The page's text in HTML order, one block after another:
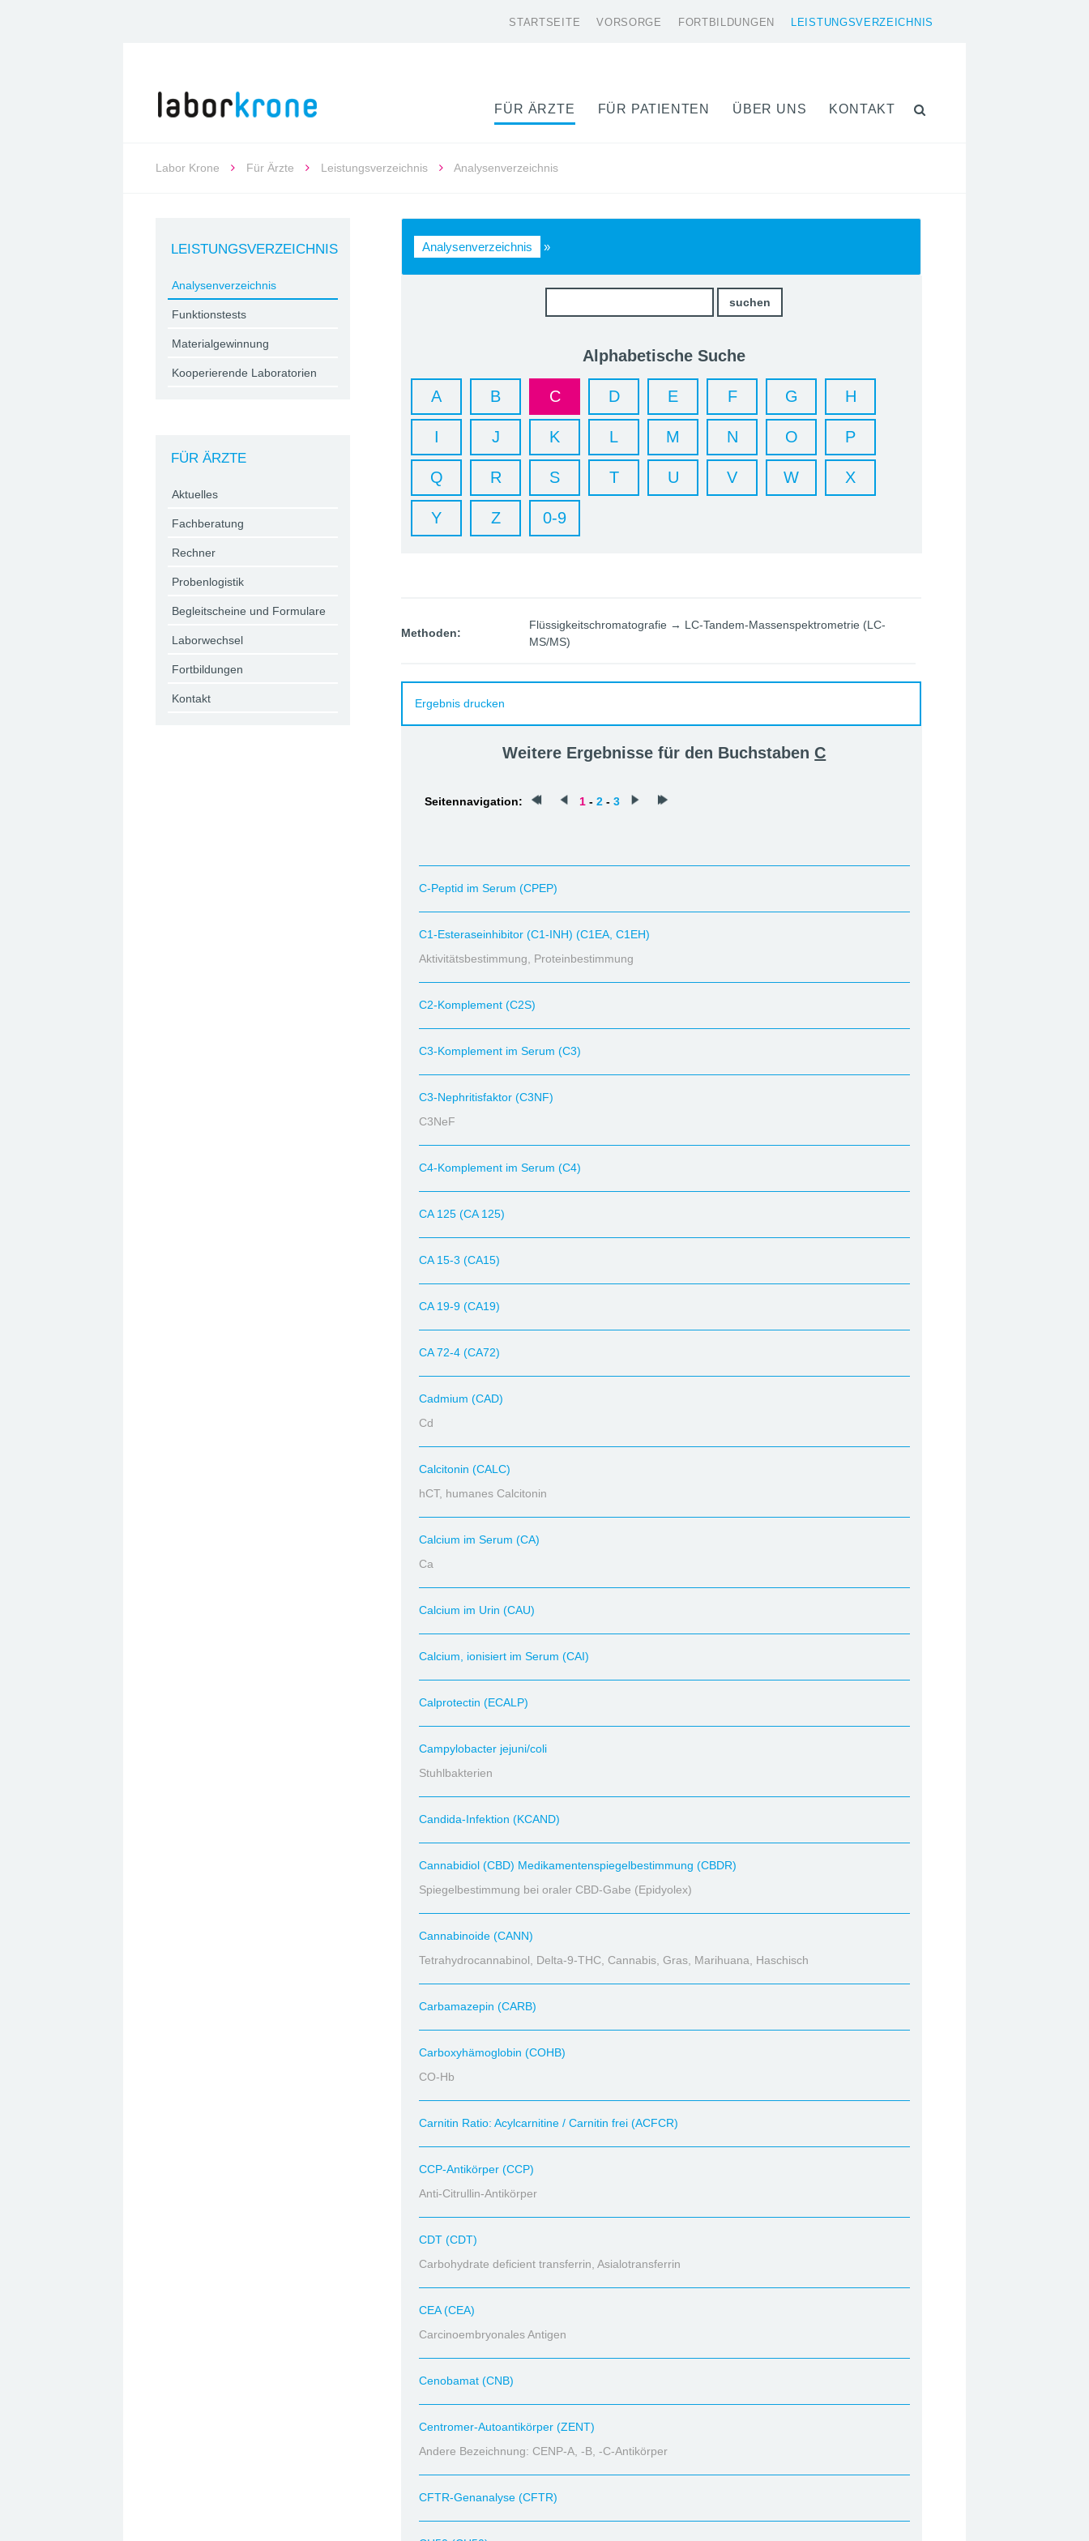
STARTSEITE VORSORGE FORTBILDUNGEN LEISTUNGSVERZEICHNIS
FÜR ÄRZTE FÜR PATIENTEN ÜBER UNS KONTAKT
Labor Krone Für Ärzte Leistungsverzeichnis Analysenverzeichnis
Analysenverzeichnis »
Alphabetische Suche
A B C D E F G H
I J K L M N O P
Q R S T U V W X
Y Z 0-9
Methoden:
Flüssigkeitschromatografie → LC-Tandem-Massenspektrometrie (LC-
MS/MS)
Ergebnis drucken
Weitere Ergebnisse für den BuchstabenC
Seitennavigation: 1 - 2 - 3
C-Peptid im Serum (CPEP)
C1-Esteraseinhibitor (C1-INH) (C1EA, C1EH)
Aktivitätsbestimmung, Proteinbestimmung
C2-Komplement (C2S)
C3-Komplement im Serum (C3)
C3-Nephritisfaktor (C3NF)
C3NeF
C4-Komplement im Serum (C4)
CA 125 (CA 125)
CA 15-3 (CA15)
CA 19-9 (CA19)
CA 72-4 (CA72)
Cadmium (CAD)
Cd
Calcitonin (CALC)
hCT, humanes Calcitonin
Calcium im Serum (CA)
Ca
Calcium im Urin (CAU)
Calcium, ionisiert im Serum (CAI)
Calprotectin (ECALP)
Campylobacter jejuni/coli
Stuhlbakterien
Candida-Infektion (KCAND)
Cannabidiol (CBD) Medikamentenspiegelbestimmung (CBDR)
Spiegelbestimmung bei oraler CBD-Gabe (Epidyolex)
Cannabinoide (CANN)
Tetrahydrocannabinol, Delta-9-THC, Cannabis, Gras, Marihuana, Haschisch
Carbamazepin (CARB)
Carboxyhämoglobin (COHB)
CO-Hb
Carnitin Ratio: Acylcarnitine / Carnitin frei (ACFCR)
CCP-Antikörper (CCP)
Anti-Citrullin-Antikörper
CDT (CDT)
Carbohydrate deficient transferrin, Asialotransferrin
CEA (CEA)
Carcinoembryonales Antigen
Cenobamat (CNB)
Centromer-Autoantikörper (ZENT)
Andere Bezeichnung: CENP-A, -B, -C-Antikörper
CFTR-Genanalyse (CFTR)
LEISTUNGSVERZEICHNIS
Analysenverzeichnis
Funktionstests
Materialgewinnung
Kooperierende Laboratorien
FÜR ÄRZTE
Aktuelles
Fachberatung
Rechner
Probenlogistik
Begleitscheine und Formulare
Laborwechsel
Fortbildungen
Kontakt